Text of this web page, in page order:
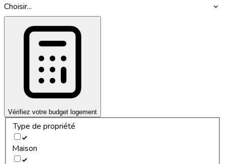
Choisir...
Vérifiez votre budget logement
Type de propriété
Maison